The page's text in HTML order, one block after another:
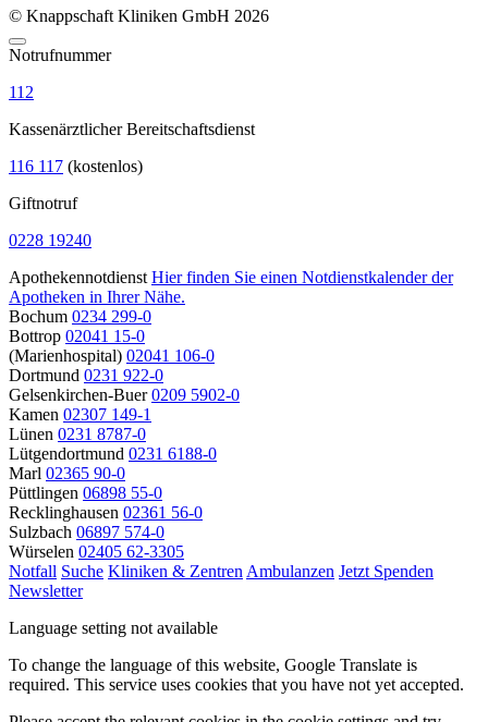
© Knappschaft Kliniken GmbH 2026
Notrufnummer
112
Kassenärztlicher Bereitschaftsdienst
116 117 (kostenlos)
Giftnotruf
0228 19240
Apothekennotdienst Hier finden Sie einen Notdienstkalender der
Apotheken in Ihrer Nähe.
Bochum 0234 299-0
Bottrop 02041 15-0
(Marienhospital) 02041 106-0
Dortmund 0231 922-0
Gelsenkirchen-Buer 0209 5902-0
Kamen 02307 149-1
Lünen 0231 8787-0
Lütgendortmund 0231 6188-0
Marl 02365 90-0
Püttlingen 06898 55-0
Recklinghausen 02361 56-0
Sulzbach 06897 574-0
Würselen 02405 62-3305
Notfall Suche Kliniken & Zentren Ambulanzen Jetzt Spenden
Newsletter
Language setting not available
To change the language of this website, Google Translate is
required. This service uses cookies that you have not yet accepted.